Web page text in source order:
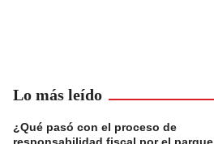
Lo más leído
¿Qué pasó con el proceso de